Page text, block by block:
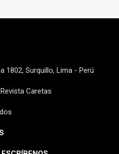
1802, Surquillo, Lima - Perú
Caretas